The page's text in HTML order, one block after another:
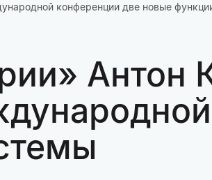
конференции две новые
Антон